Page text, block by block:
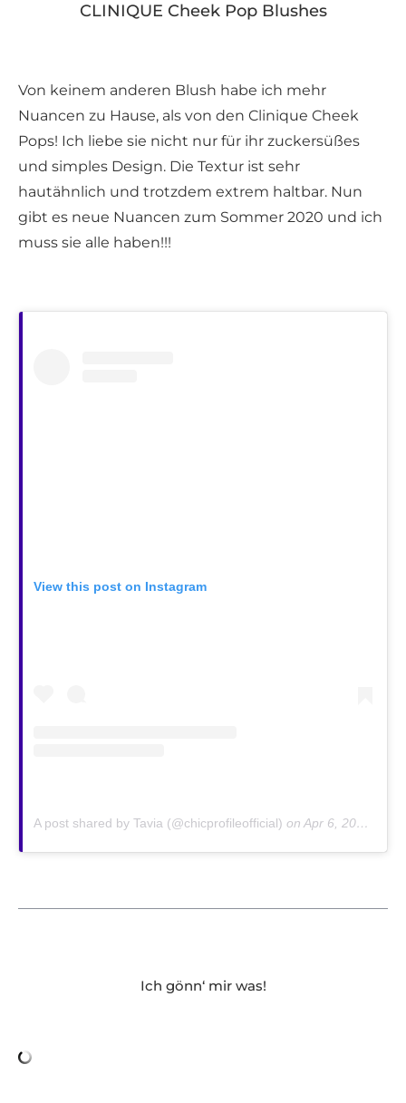
CLINIQUE Cheek Pop Blushes
Von keinem anderen Blush habe ich mehr
Nuancen zu Hause, als von den Clinique Cheek
Pops! Ich liebe sie nicht nur für ihr zuckersüßes
und simples Design. Die Textur ist sehr
hautähnlich und trotzdem extrem haltbar. Nun
gibt es neue Nuancen zum Sommer 2020 und ich
muss sie alle haben!!!
View this post on Instagram
A post shared by Tavia (@chicprofileofficial) on Apr 6, 2020 at 1:57am PDT
Ich gönn‘ mir was!